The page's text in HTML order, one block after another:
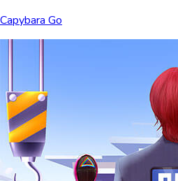
Capybara Go